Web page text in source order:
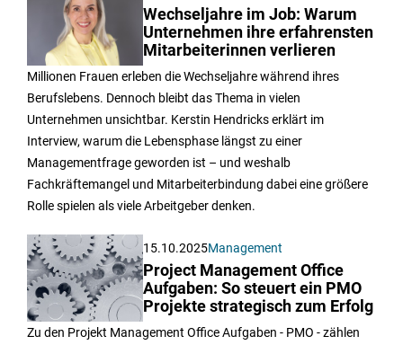
Wechseljahre im Job: Warum
Unternehmen ihre erfahrensten
Mitarbeiterinnen verlieren
Millionen Frauen erleben die Wechseljahre während ihres
Berufslebens. Dennoch bleibt das Thema in vielen
Unternehmen unsichtbar. Kerstin Hendricks erklärt im
Interview, warum die Lebensphase längst zu einer
Managementfrage geworden ist – und weshalb
Fachkräftemangel und Mitarbeiterbindung dabei eine größere
Rolle spielen als viele Arbeitgeber denken.
15.10.2025Management
Project Management Office
Aufgaben: So steuert ein PMO
Projekte strategisch zum Erfolg
Zu den Projekt Management Office Aufgaben - PMO - zählen